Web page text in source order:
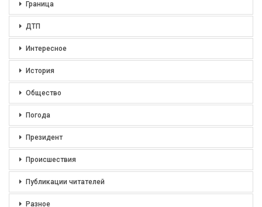
Граница
ДТП
Интересное
История
Общество
Погода
Президент
Происшествия
Публикации читателей
Разное